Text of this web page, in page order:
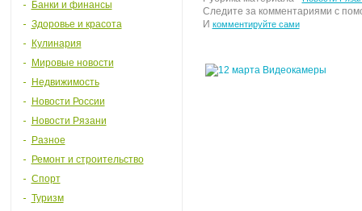
Банки и финансы
Здоровье и красота
Кулинария
Мировые новости
Недвижимость
Новости России
Новости Рязани
Разное
Ремонт и строительство
Спорт
Туризм
Следите за комментариями с
И комментируйте сами